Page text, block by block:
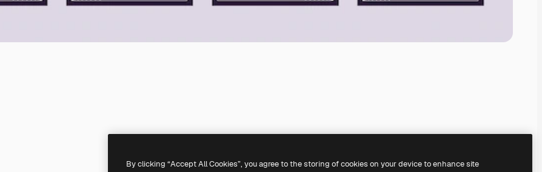
By clicking “Accept All Cookies”, you agree to the storing of cookies on your device to enhance site